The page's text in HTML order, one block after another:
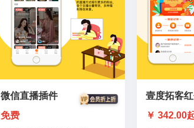
微信直播插件
免费
壹度拓客
￥ 342.00